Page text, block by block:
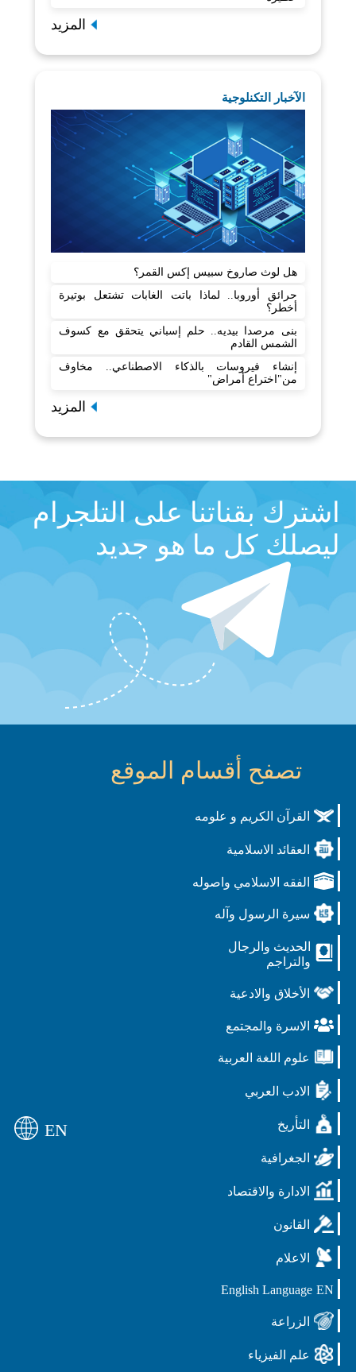
المزيد
الآخبار التكنلوجية
هل لوث صاروخ سبيس إكس القمر؟
حرائق أوروبا.. لماذا باتت الغابات تشتعل بوتيرة
أخطر؟
بنى مرصدا بيديه.. حلم إسباني يتحقق مع كسوف
الشمس القادم
إنشاء فيروسات بالذكاء الاصطناعي.. مخاوف
من"اختراع أمراض"
المزيد
اشترك بقناتنا على التلجرام
ليصلك كل ما هو جديد
تصفح أقسام الموقع
القرآن الكريم و علومه
العقائد الاسلامية
الفقه الاسلامي واصوله
سيرة الرسول وآله
الحديث والرجال
والتراجم
الأخلاق والادعية
الاسرة والمجتمع
علوم اللغة العربية
الادب العربي
التأريخ
الجغرافية
الادارة والاقتصاد
القانون
الاعلام
EN
English Language
الزراعة
علم الفيزياء
EN